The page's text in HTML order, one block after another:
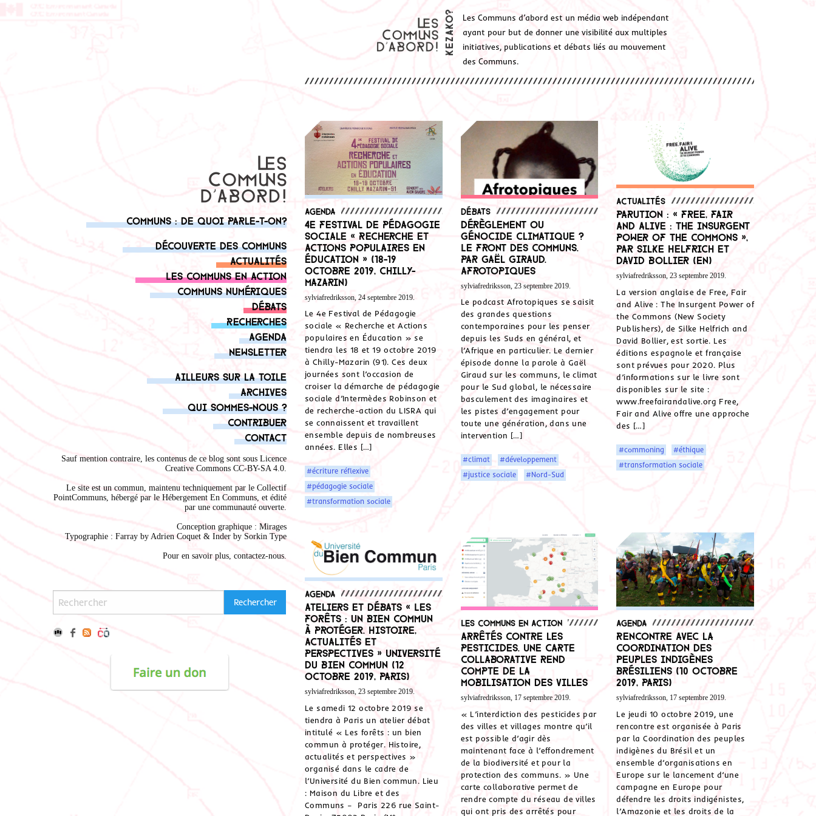
Les Communs d’abord est un média web indépendant
ayant pour but de donner une visibilité aux multiples
initiatives, publications et débats liés au mouvement
des Communs.
Communs : de quoi parle-t-on?
Découverte des communs
Actualités
Les communs en action
Communs numériques
Débats
Recherches
Agenda
Newsletter
Ailleurs sur la toile
Archives
Qui sommes-nous ?
Contribuer
Contact
Sauf mention contraire, les contenus de ce blog sont sous Licence
Creative Commons CC-BY-SA 4.0.
Le site est un commun, maintenu techniquement par le Collectif
PointCommuns, hébergé par le Hébergement En Communs, et édité
par une communauté ouverte.
Conception graphique : Mirages
Typographie : Farray by Adrien Coquet & Inder by Sorkin Type
Pour en savoir plus, contactez-nous.
Agenda
4e Festival de Pédagogie
sociale « Recherche et
Actions populaires en
Éducation » (18-19
octobre 2019, Chilly-
Mazarin)
sylviafredriksson, 24 septembre 2019.
Le 4e Festival de Pédagogie
sociale « Recherche et Actions
populaires en Éducation » se
tiendra les 18 et 19 octobre 2019
à Chilly-Mazarin (91). Ces deux
journées sont l’occasion de
croiser la démarche de pédagogie
sociale d’Intermèdes Robinson et
de recherche-action du LISRA qui
se connaissent et travaillent
ensemble depuis de nombreuses
années. Elles […]
#écriture réflexive
#pédagogie sociale
#transformation sociale
Débats
Dérèglement ou
génocide climatique ?
Le front des Communs.
Par Gaël Giraud.
Afrotopiques
sylviafredriksson, 23 septembre 2019.
Le podcast Afrotopiques se saisit
des grandes questions
contemporaines pour les penser
depuis les Suds en général, et
l’Afrique en particulier. Le dernier
épisode donne la parole à Gaël
Giraud sur les communs, le climat
pour le Sud global, le nécessaire
basculement des imaginaires et
les pistes d’engagement pour
toute une génération, dans une
intervention […]
#climat
#développement
#justice sociale
#Nord-Sud
Actualités
Parution : « Free, Fair
and Alive : The Insurgent
Power of the Commons »,
par Silke Helfrich et
David Bollier (En)
sylviafredriksson, 23 septembre 2019.
La version anglaise de Free, Fair
and Alive : The Insurgent Power of
the Commons (New Society
Publishers), de Silke Helfrich and
David Bollier, est sortie. Les
éditions espagnole et française
sont prévues pour 2020. Plus
d’informations sur le livre sont
disponibles sur le site :
www.freefairandalive.org Free,
Fair and Alive offre une approche
des […]
#commoning
#éthique
#transformation sociale
Agenda
Ateliers et débats « Les
forêts : un bien commun
à protéger. Histoire,
actualités et
perspectives » Université
du Bien commun (12
octobre 2019, Paris)
sylviafredriksson, 23 septembre 2019.
Le samedi 12 octobre 2019 se
tiendra à Paris un atelier débat
intitulé « Les forêts : un bien
commun à protéger. Histoire,
actualités et perspectives »
organisé dans le cadre de
l’Université du Bien commun. Lieu
: Maison du Libre et des
Communs – Paris 226 rue Saint-
Les communs en action
Arrêtés contre les
pesticides. Une carte
collaborative rend
compte de la
mobilisation des villes
sylviafredriksson, 17 septembre 2019.
« L’interdiction des pesticides par
des villes et villages montre qu’il
est possible d’agir dès
maintenant face à l’effondrement
de la biodiversité et pour la
protection des communs. » Une
carte collaborative permet de
rendre compte du réseau de villes
qui ont pris des arrêtés pour
Agenda
Rencontre avec la
Coordination des
peuples indigènes
brésiliens (10 octobre
2019, Paris)
sylviafredriksson, 17 septembre 2019.
Le jeudi 10 octobre 2019, une
rencontre est organisée à Paris
par la Coordination des peuples
indigènes du Brésil et un
ensemble d’organisations en
Europe sur le lancement d’une
campagne en Europe pour
défendre les droits indigénistes,
l’Amazonie et les droits de la